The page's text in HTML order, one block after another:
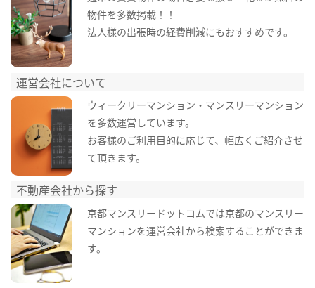
物件を多数掲載！！
法人様の出張時の経費削減にもおすすめです。
運営会社について
ウィークリーマンション・マンスリーマンション
を多数運営しています。
お客様のご利用目的に応じて、幅広くご紹介させ
て頂きます。
不動産会社から探す
京都マンスリードットコムでは京都のマンスリー
マンションを運営会社から検索することができま
す。